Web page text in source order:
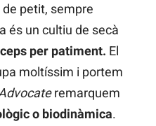
petit, sempre
és un cultiu de secà
per patiment. El
moltíssim i portem
remarquem
o biodinàmica.